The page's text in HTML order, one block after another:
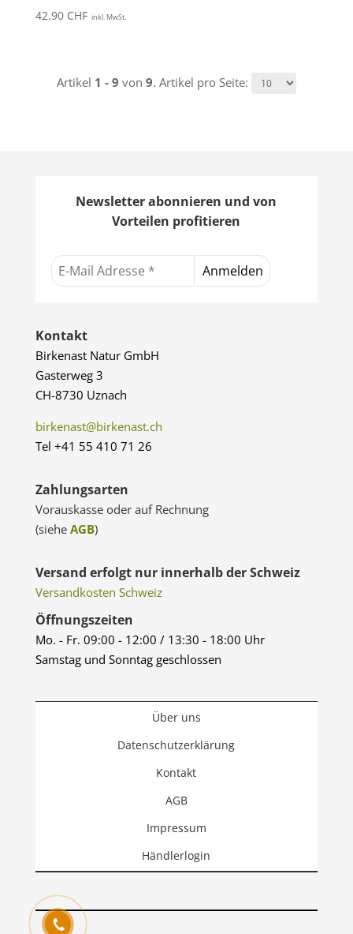
42.90 CHF inkl. MwSt.
Artikel 1 - 9 von 9. Artikel pro Seite:
Newsletter abonnieren und von
Vorteilen profitieren
Kontakt
Birkenast Natur GmbH
Gasterweg 3
CH-8730 Uznach
birkenast@birkenast.ch
Tel +41 55 410 71 26
Zahlungsarten
Vorauskasse oder auf Rechnung
(siehe AGB)
Versand erfolgt nur innerhalb der Schweiz
Versandkosten Schweiz
Öffnungszeiten
Mo. - Fr. 09:00 - 12:00 / 13:30 - 18:00 Uhr
Samstag und Sonntag geschlossen
Über uns
Datenschutzerklärung
Kontakt
AGB
Impressum
Händlerlogin